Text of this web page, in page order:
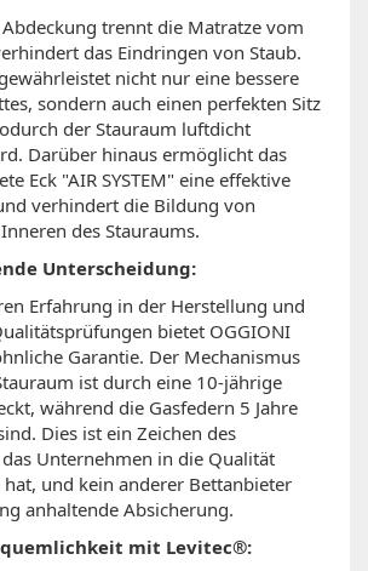
trennt die Matratze vom
das Eindringen von Staub.
nicht nur eine bessere
sondern auch einen perfekten Sitz
der Stauraum luftdicht
Darüber hinaus ermöglicht das
Eck "AIR SYSTEM" eine effektive
verhindert die Bildung von
des Stauraums.
Unterscheidung:
Erfahrung in der Herstellung und
bietet OGGIONI
Garantie. Der Mechanismus
ist durch eine 10-jährige
während die Gasfedern 5 Jahre
Dies ist ein Zeichen des
Unternehmen in die Qualität
und kein anderer Bettanbieter
anhaltende Absicherung.
mit Levitec®: